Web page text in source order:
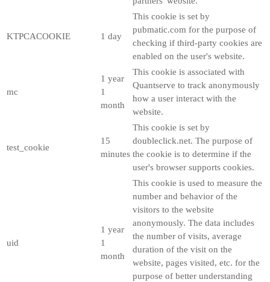
KTPCACOOKIE 1 day
This cookie is set by
pubmatic.com for the purpose of
checking if third-party cookies are
enabled on the user's website.
mc
1 year
1
month
This cookie is associated with
Quantserve to track anonymously
how a user interact with the
website.
test_cookie
15
minutes
This cookie is set by
doubleclick.net. The purpose of
the cookie is to determine if the
user's browser supports cookies.
uid
1 year
1
month
This cookie is used to measure the
number and behavior of the
visitors to the website
anonymously. The data includes
the number of visits, average
duration of the visit on the
website, pages visited, etc. for the
purpose of better understanding